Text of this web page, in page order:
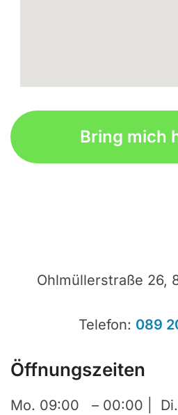
Bring mich
Ohlmüllerstraße 26,
Telefon: 089
Öffnungszeiten
Mo. 09:00 – 00:00 |